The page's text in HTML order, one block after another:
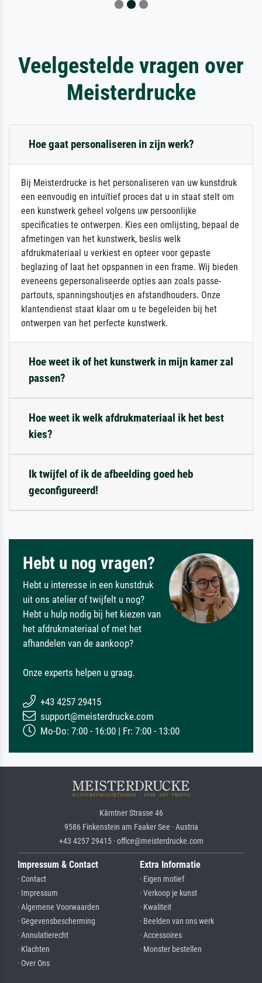
Veelgestelde vragen over
Meisterdrucke
Hoe gaat personaliseren in zijn werk?
Bij Meisterdrucke is het personaliseren van uw kunstdruk
een eenvoudig en intuïtief proces dat u in staat stelt om
een kunstwerk geheel volgens uw persoonlijke
specificaties te ontwerpen. Kies een omlijsting, bepaal de
afmetingen van het kunstwerk, beslis welk
afdrukmateriaal u verkiest en opteer voor gepaste
beglazing of laat het opspannen in een frame. Wij bieden
eveneens gepersonaliseerde opties aan zoals passe-
partouts, spanningshoutjes en afstandhouders. Onze
klantendienst staat klaar om u te begeleiden bij het
ontwerpen van het perfecte kunstwerk.
Hoe weet ik of het kunstwerk in mijn kamer zal
passen?
Hoe weet ik welk afdrukmateriaal ik het best
kies?
Ik twijfel of ik de afbeelding goed heb
geconfigureerd!
Hebt u nog vragen?
Hebt u interesse in een kunstdruk
uit ons atelier of twijfelt u nog?
Hebt u hulp nodig bij het kiezen van
het afdrukmateriaal of met het
afhandelen van de aankoop?
Onze experts helpen u graag.
+43 4257 29415
support@meisterdrucke.com
Mo-Do: 7:00 - 16:00 | Fr: 7:00 - 13:00
Kärntner Strasse 46
9586 Finkenstein am Faaker See · Austria
+43 4257 29415 · office@meisterdrucke.com
Impressum & Contact
· Contact
· Impressum
· Algemene Voorwaarden
· Gegevensbescherming
· Annulatierecht
· Klachten
· Over Ons
Extra Informatie
· Eigen motief
· Verkoop je kunst
· Kwaliteit
· Beelden van ons werk
· Accessoires
· Monster bestellen